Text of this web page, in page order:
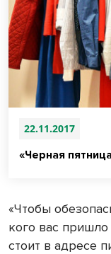
22.11.2017
«Черная
«Чтобы
кого вас
стоит в адресе